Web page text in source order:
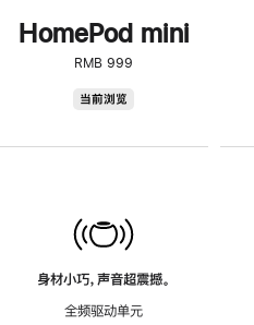
HomePod mini
RMB 999
当前浏览
身材小巧，声音超震撼。
全频驱动单元